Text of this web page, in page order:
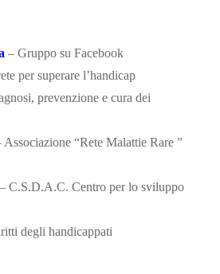
– Gruppo su Facebook
per superare l’handicap
prevenzione e cura dei
Associazione “Rete Malattie Rare ”
– C.S.D.A.C. Centro per lo sviluppo
degli handicappati